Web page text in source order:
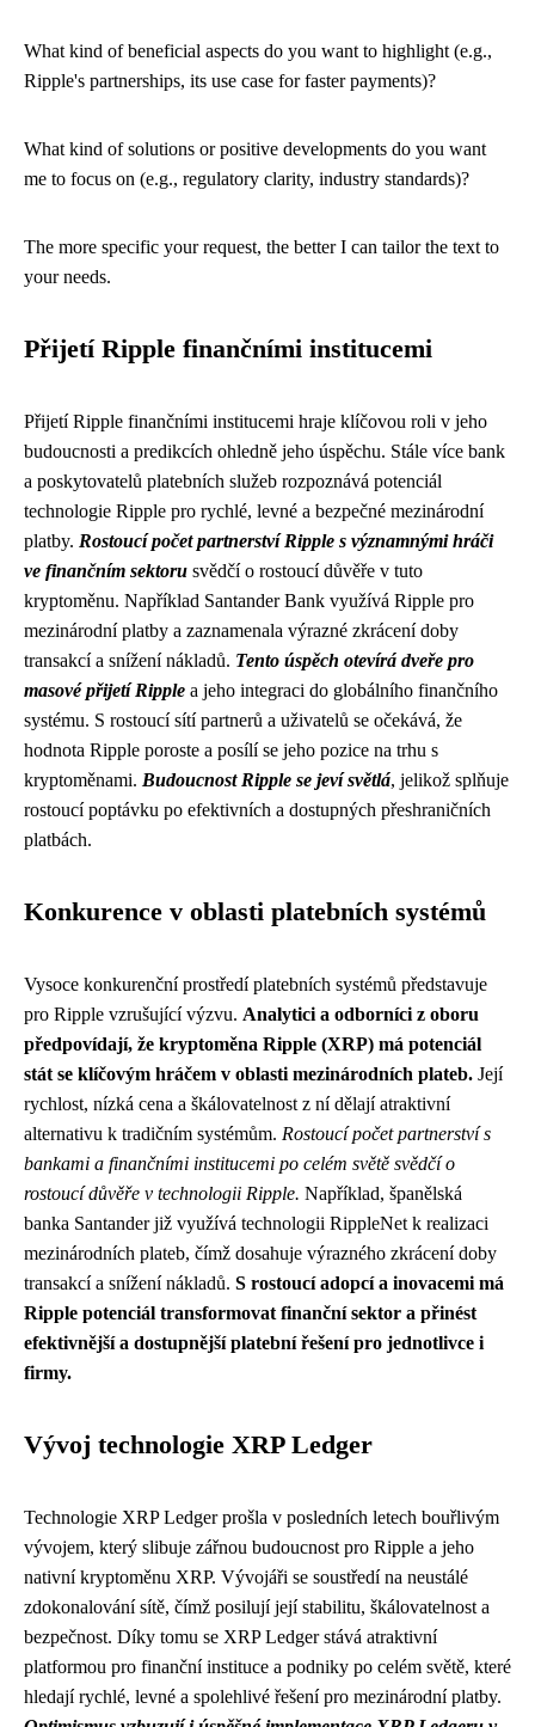
What kind of beneficial aspects do you want to highlight (e.g.,
Ripple's partnerships, its use case for faster payments)?
What kind of solutions or positive developments do you want
me to focus on (e.g., regulatory clarity, industry standards)?
The more specific your request, the better I can tailor the text to
your needs.
Přijetí Ripple finančními institucemi
Přijetí Ripple finančními institucemi hraje klíčovou roli v jeho
budoucnosti a predikcích ohledně jeho úspěchu. Stále více bank
a poskytovatelů platebních služeb rozpoznává potenciál
technologie Ripple pro rychlé, levné a bezpečné mezinárodní
platby. Rostoucí počet partnerství Ripple s významnými hráči
ve finančním sektoru svědčí o rostoucí důvěře v tuto
kryptoměnu. Například Santander Bank využívá Ripple pro
mezinárodní platby a zaznamenala výrazné zkrácení doby
transakcí a snížení nákladů. Tento úspěch otevírá dveře pro
masové přijetí Ripple a jeho integraci do globálního finančního
systému. S rostoucí sítí partnerů a uživatelů se očekává, že
hodnota Ripple poroste a posílí se jeho pozice na trhu s
kryptoměnami. Budoucnost Ripple se jeví světlá, jelikož splňuje
rostoucí poptávku po efektivních a dostupných přeshraničních
platbách.
Konkurence v oblasti platebních systémů
Vysoce konkurenční prostředí platebních systémů představuje
pro Ripple vzrušující výzvu. Analytici a odborníci z oboru
předpovídají, že kryptoměna Ripple (XRP) má potenciál
stát se klíčovým hráčem v oblasti mezinárodních plateb. Její
rychlost, nízká cena a škálovatelnost z ní dělají atraktivní
alternativu k tradičním systémům. Rostoucí počet partnerství s
bankami a finančními institucemi po celém světě svědčí o
rostoucí důvěře v technologii Ripple. Například, španělská
banka Santander již využívá technologii RippleNet k realizaci
mezinárodních plateb, čímž dosahuje výrazného zkrácení doby
transakcí a snížení nákladů. S rostoucí adopcí a inovacemi má
Ripple potenciál transformovat finanční sektor a přinést
efektivnější a dostupnější platební řešení pro jednotlivce i
firmy.
Vývoj technologie XRP Ledger
Technologie XRP Ledger prošla v posledních letech bouřlivým
vývojem, který slibuje zářnou budoucnost pro Ripple a jeho
nativní kryptoměnu XRP. Vývojáři se soustředí na neustálé
zdokonalování sítě, čímž posilují její stabilitu, škálovatelnost a
bezpečnost. Díky tomu se XRP Ledger stává atraktivní
platformou pro finanční instituce a podniky po celém světě, které
hledají rychlé, levné a spolehlivé řešení pro mezinárodní platby.